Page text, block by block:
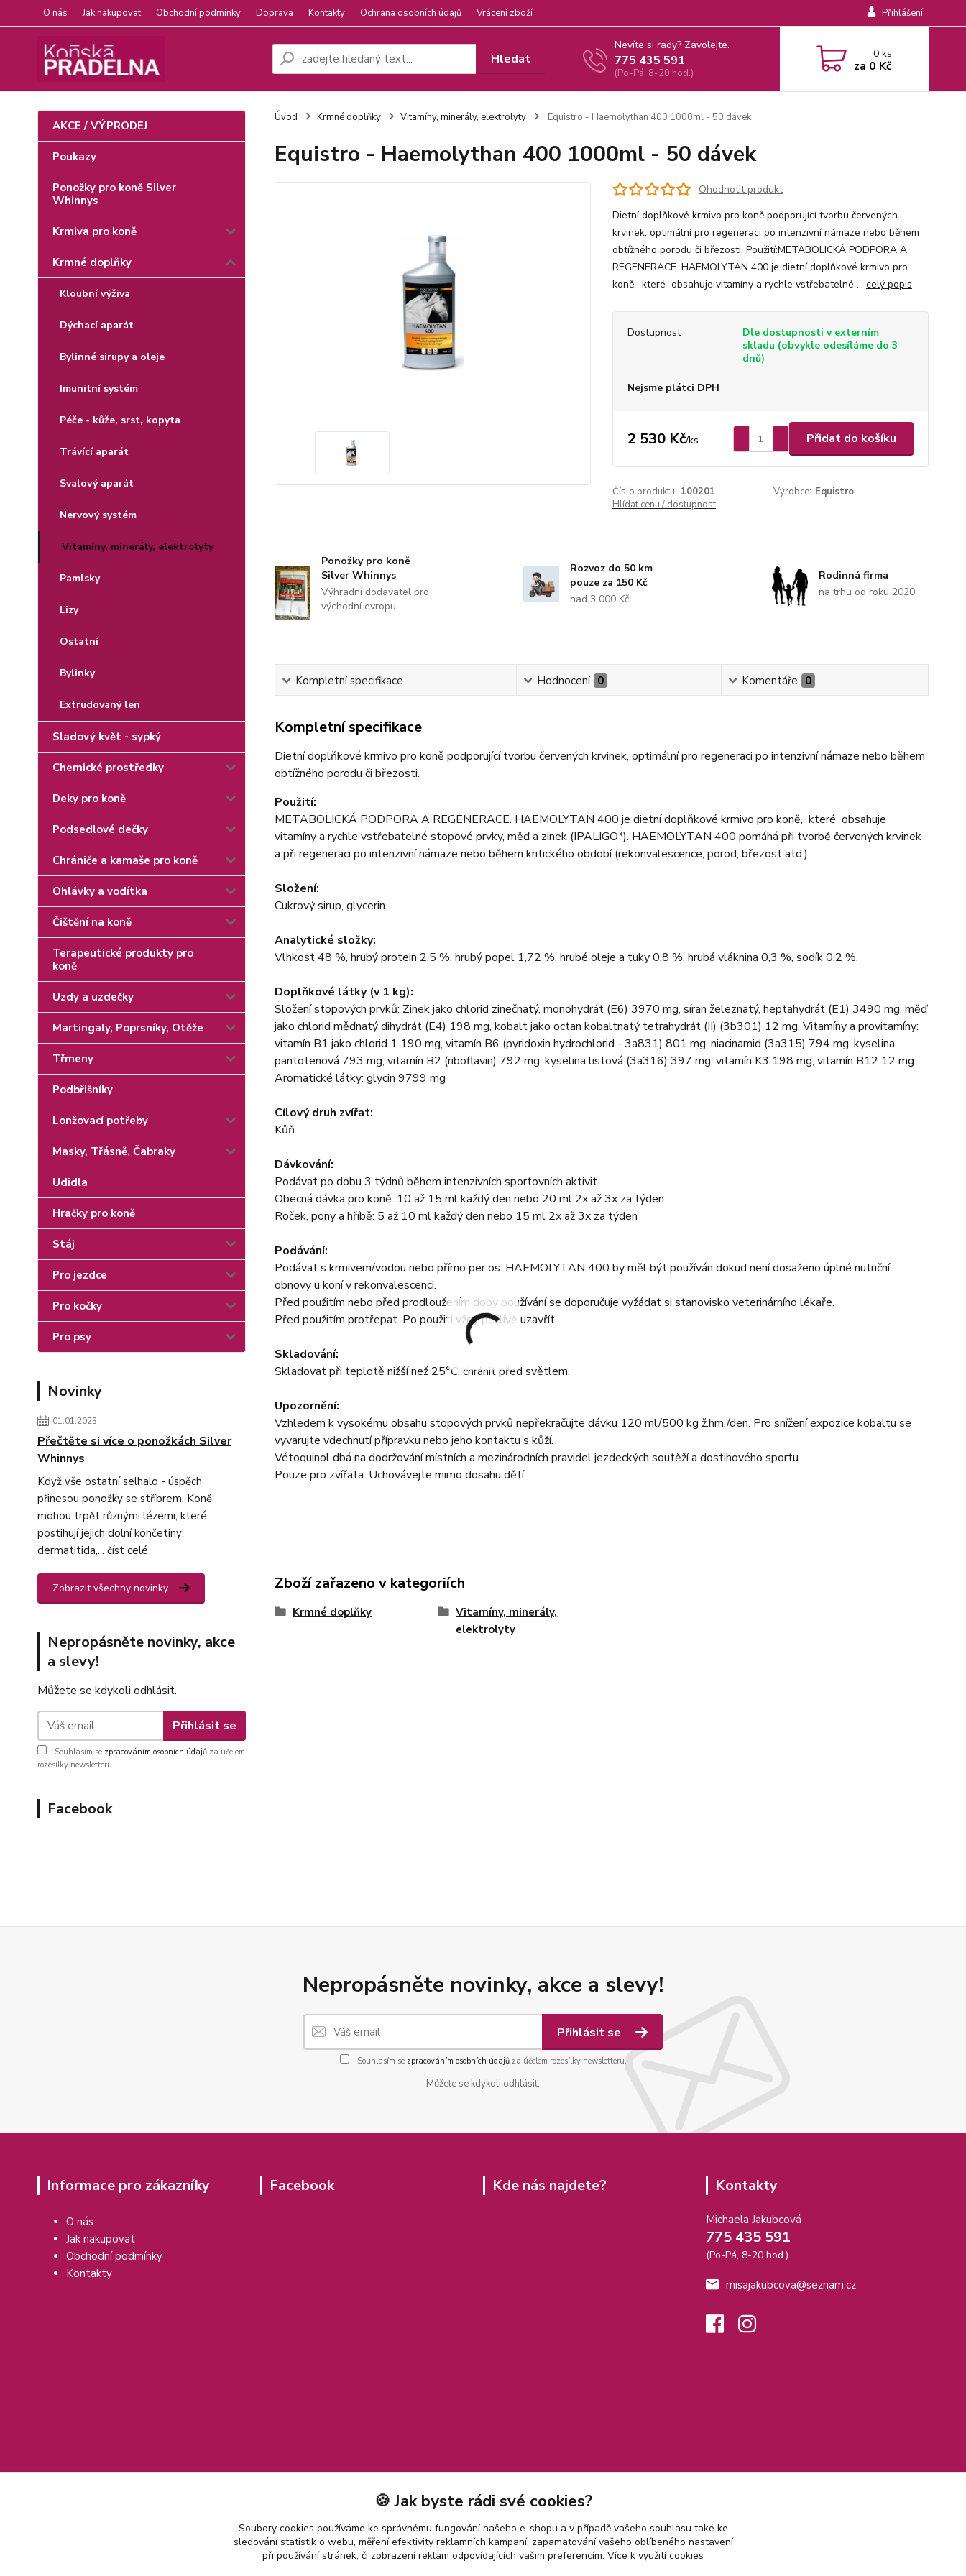
O nás Jak nakupovat Obchodní podmínky Doprava Kontakty Ochrana osobních údajů Vrácení zboží Přihlášení
Hledat
Nevíte si rady? Zavolejte.
775 435 591
(Po-Pá, 8-20 hod.)
0ks
za 0 Kč
AKCE / VÝPRODEJ
Poukazy
Ponožky pro koně Silver
Whinnys
Krmiva pro koně
Krmné doplňky
Kloubní výživa
Dýchací aparát
Bylinné sirupy a oleje
Imunitní systém
Péče - kůže, srst, kopyta
Trávící aparát
Svalový aparát
Nervový systém
Vitamíny, minerály, elektrolyty
Pamlsky
Lizy
Ostatní
Bylinky
Extrudovaný len
Sladový květ - sypký
Chemické prostředky
Deky pro koně
Podsedlové dečky
Chrániče a kamaše pro koně
Ohlávky a vodítka
Čištění na koně
Terapeutické produkty pro
koně
Uzdy a uzdečky
Martingaly, Poprsníky, Otěže
Třmeny
Podbřišníky
Lonžovací potřeby
Masky, Třásně, Čabraky
Udidla
Hračky pro koně
Stáj
Pro jezdce
Pro kočky
Pro psy
Novinky
01.01.2023
Přečtěte si více o ponožkách Silver
Whinnys
Když vše ostatní selhalo - úspěch
přinesou ponožky se stříbrem. Koně
mohou trpět různými lézemi, které
postihují jejich dolní končetiny:
dermatitida,... číst celé
Zobrazit všechny novinky
Nepropásněte novinky, akce
a slevy!
Můžete se kdykoli odhlásit.
Přihlásit se
Souhlasím se zpracováním osobních údajů za účelem
rozesílky newsletteru.
Facebook
Úvod Krmné doplňky Vitamíny, minerály, elektrolyty Equistro - Haemolythan 400 1000ml - 50 dávek
Equistro - Haemolythan 400 1000ml - 50 dávek
Ohodnotit produkt
Dietní doplňkové krmivo pro koně podporující tvorbu červených
krvinek, optimální pro regeneraci po intenzivní námaze nebo během
obtížného porodu či březosti. Použití:METABOLICKÁ PODPORA A
REGENERACE. HAEMOLYTAN 400 je dietní doplňkové krmivo pro
koně, které obsahuje vitamíny a rychle vstřebatelné ... celý popis
Dostupnost
Dle dostupnosti v externím
skladu (obvykle odesíláme do 3
dnů)
Nejsme plátci DPH
2 530 Kč/ks Přidat do košíku
Číslo produktu: 100201 Výrobce: Equistro
Hlídat cenu / dostupnost
Ponožky pro koně
Silver Whinnys
Výhradní dodavatel pro
východní evropu
Rozvoz do 50 km
pouze za 150 Kč
nad 3 000 Kč
Rodinná firma
na trhu od roku 2020
Kompletní specifikace Hodnocení 0 Komentáře 0
Kompletní specifikace
Dietní doplňkové krmivo pro koně podporující tvorbu červených krvinek, optimální pro regeneraci po intenzivní námaze nebo během
obtížného porodu či březosti.
Použití:
METABOLICKÁ PODPORA A REGENERACE. HAEMOLYTAN 400 je dietní doplňkové krmivo pro koně, které obsahuje
vitamíny a rychle vstřebatelné stopové prvky, měď a zinek (IPALIGO*). HAEMOLYTAN 400 pomáhá při tvorbě červených krvinek
a při regeneraci po intenzivní námaze nebo během kritického období (rekonvalescence, porod, březost atd.)
Složení:
Cukrový sirup, glycerin.
Analytické složky:
Vlhkost 48 %, hrubý protein 2,5 %, hrubý popel 1,72 %, hrubé oleje a tuky 0,8 %, hrubá vláknina 0,3 %, sodík 0,2 %.
Doplňkové látky (v 1 kg):
Složení stopových prvků: Zinek jako chlorid zinečnatý, monohydrát (E6) 3970 mg, síran železnatý, heptahydrát (E1) 3490 mg, měď
jako chlorid měďnatý dihydrát (E4) 198 mg, kobalt jako octan kobaltnatý tetrahydrát (II) (3b301) 12 mg. Vitamíny a provitamíny:
vitamín B1 jako chlorid 1 190 mg, vitamín B6 (pyridoxin hydrochlorid - 3a831) 801 mg, niacinamid (3a315) 794 mg, kyselina
pantotenová 793 mg, vitamín B2 (riboflavin) 792 mg, kyselina listová (3a316) 397 mg, vitamín K3 198 mg, vitamín B12 12 mg.
Aromatické látky: glycin 9799 mg
Cílový druh zvířat:
Kůň
Dávkování:
Podávat po dobu 3 týdnů během intenzivních sportovních aktivit.
Obecná dávka pro koně: 10 až 15 ml každý den nebo 20 ml 2x až 3x za týden
Roček, pony a hříbě: 5 až 10 ml každý den nebo 15 ml 2x až 3x za týden
Podávání:
Podávat s krmivem/vodou nebo přímo per os. HAEMOLYTAN 400 by měl být používán dokud není dosaženo úplné nutriční
obnovy u koní v rekonvalescenci.
Před použitím nebo před prodloužením doby používání se doporučuje vyžádat si stanovisko veterinárního lékaře.
Před použitím protřepat. Po použití vždy pečlivě uzavřít.
Skladování:
Skladovat při teplotě nižší než 25°C, chránit před světlem.
Upozornění:
Vzhledem k vysokému obsahu stopových prvků nepřekračujte dávku 120 ml/500 kg ž.hm./den. Pro snížení expozice kobaltu se
vyvarujte vdechnutí přípravku nebo jeho kontaktu s kůží.
Vétoquinol dbá na dodržování místních a mezinárodních pravidel jezdeckých soutěží a dostihového sportu.
Pouze pro zvířata. Uchovávejte mimo dosahu dětí.
Zboží zařazeno v kategoriích
Krmné doplňky
Vitamíny, minerály,
elektrolyty
Nepropásněte novinky, akce a slevy!
Přihlásit se
Souhlasím se zpracováním osobních údajůza účelem rozesílky newsletteru.
Můžete se kdykoli odhlásit.
Informace pro zákazníky
O nás
Jak nakupovat
Obchodní podmínky
Kontakty
Facebook Kde nás najdete? Kontakty
Michaela Jakubcová
775 435 591
(Po-Pá, 8-20 hod.)
misajakubcova@seznam.cz
🍪 Jak byste rádi své cookies?
Soubory cookies používáme ke správnému fungování našeho e-shopu a v případě vašeho souhlasu také ke
sledování statistik o webu, měření efektivity reklamních kampaní, zapamatování vašeho oblíbeného nastavení
při používání stránek, či zobrazení reklam odpovídajících vašim preferencím. Více k využití cookies